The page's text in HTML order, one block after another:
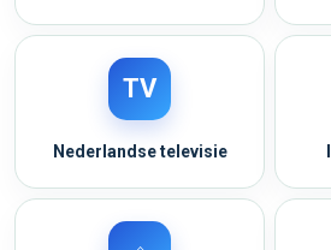
TV
Nederlandse televisie